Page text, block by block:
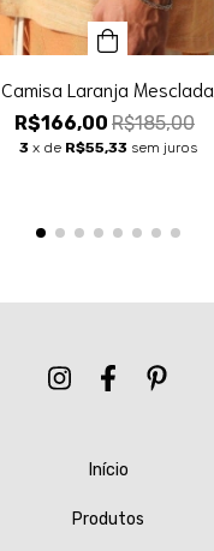
Camisa Laranja Mesclada
R$166,00 R$185,00
3 x de R$55,33 sem juros
Início
Produtos